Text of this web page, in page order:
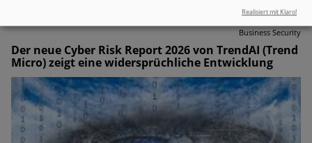
Business Security
Der neue Cyber Risk Report 2026 von TrendAI (Trend
Micro) zeigt eine widersprüchliche Entwicklung
Realisiert mit Klaro!